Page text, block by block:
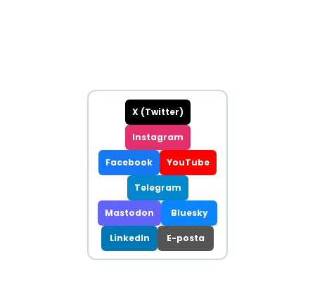
X (Twitter)
Instagram
Facebook YouTube
Telegram
Mastodon Bluesky
LinkedIn E-posta